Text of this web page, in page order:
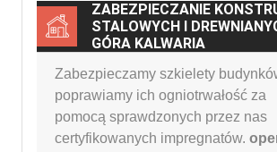
ZABEZPIECZANIE
STALOWYCH I
GÓRA KALWARIA
Zabezpieczamy szkielety
poprawiamy ich ogniotrwałość za
pomocą sprawdzonych przez nas
certyfikowanych impregnatów.